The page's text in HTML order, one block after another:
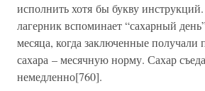
исполнить хотя бы букву
лагерник вспоминает “сахарный
месяца, когда заключенные получали
сахара – месячную норму. Сахар
немедленно[760].